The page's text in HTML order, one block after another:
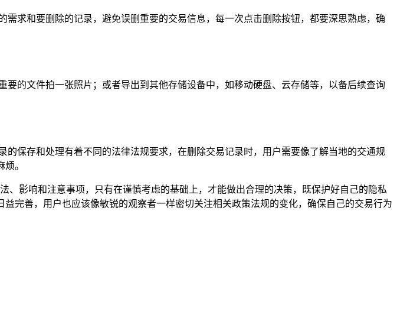
求和要删除的记录，避免误删重要的交易信息，每一次点击删除按钮，都要深思熟虑，确
的文件拍一张照片；或者导出到其他存储设备中，如移动硬盘、云存储等，以备后续查询
保存和处理有着不同的法律法规要求，在删除交易记录时，用户需要像了解当地的交通规
。
影响和注意事项，只有在谨慎考虑的基础上，才能做出合理的决策，既保护好自己的隐私
完善，用户也应该像敏锐的观察者一样密切关注相关政策法规的变化，确保自己的交易行为